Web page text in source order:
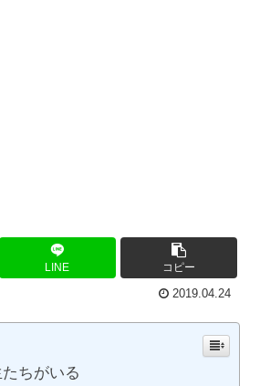
LINE コピー
2019.04.24
ちがいる